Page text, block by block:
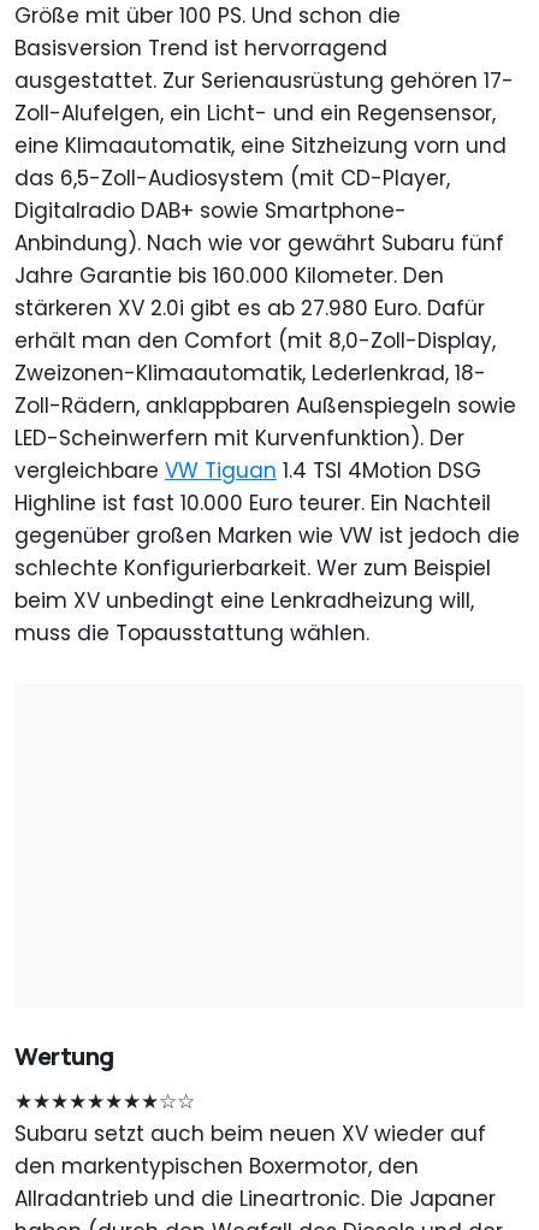
Größe mit über 100 PS. Und schon die
Basisversion Trend ist hervorragend
ausgestattet. Zur Serienausrüstung gehören 17-
Zoll-Alufelgen, ein Licht- und ein Regensensor,
eine Klimaautomatik, eine Sitzheizung vorn und
das 6,5-Zoll-Audiosystem (mit CD-Player,
Digitalradio DAB+ sowie Smartphone-
Anbindung). Nach wie vor gewährt Subaru fünf
Jahre Garantie bis 160.000 Kilometer. Den
stärkeren XV 2.0i gibt es ab 27.980 Euro. Dafür
erhält man den Comfort (mit 8,0-Zoll-Display,
Zweizonen-Klimaautomatik, Lederlenkrad, 18-
Zoll-Rädern, anklappbaren Außenspiegeln sowie
LED-Scheinwerfern mit Kurvenfunktion). Der
vergleichbare VW Tiguan 1.4 TSI 4Motion DSG
Highline ist fast 10.000 Euro teurer. Ein Nachteil
gegenüber großen Marken wie VW ist jedoch die
schlechte Konfigurierbarkeit. Wer zum Beispiel
beim XV unbedingt eine Lenkradheizung will,
muss die Topausstattung wählen.
Wertung
★★★★★★★★☆☆
Subaru setzt auch beim neuen XV wieder auf
den markentypischen Boxermotor, den
Allradantrieb und die Lineartronic. Die Japaner